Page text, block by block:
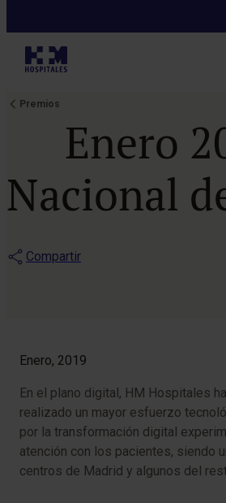
Premios
Enero
Nacional
Compartir
Enero, 2019
​En el plano digital, HM Hospitales
realizado un mayor esfuerzo
por la transformación digital
atención con los pacientes, siendo
centros de Madrid y algunos del